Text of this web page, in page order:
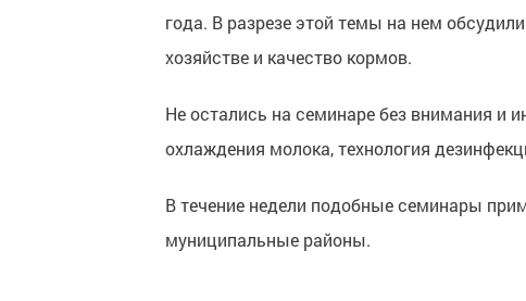
года. В разрезе этой темы на нем
хозяйстве и качество кормов.
Не остались на семинаре без внимания и
охлаждения молока, технология
В течение недели подобные семинары
муниципальные районы.